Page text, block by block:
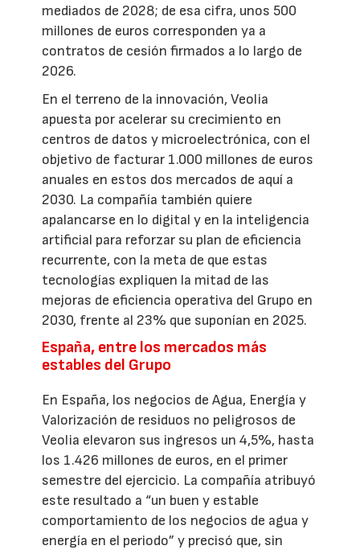
mediados de 2028; de esa cifra, unos 500
millones de euros corresponden ya a
contratos de cesión firmados a lo largo de
2026.
En el terreno de la innovación, Veolia
apuesta por acelerar su crecimiento en
centros de datos y microelectrónica, con el
objetivo de facturar 1.000 millones de euros
anuales en estos dos mercados de aquí a
2030. La compañía también quiere
apalancarse en lo digital y en la inteligencia
artificial para reforzar su plan de eficiencia
recurrente, con la meta de que estas
tecnologías expliquen la mitad de las
mejoras de eficiencia operativa del Grupo en
2030, frente al 23% que suponían en 2025.
España, entre los mercados más
estables del Grupo
En España, los negocios de Agua, Energía y
Valorización de residuos no peligrosos de
Veolia elevaron sus ingresos un 4,5%, hasta
los 1.426 millones de euros, en el primer
semestre del ejercicio. La compañía atribuyó
este resultado a “un buen y estable
comportamiento de los negocios de agua y
energía en el periodo” y precisó que, sin